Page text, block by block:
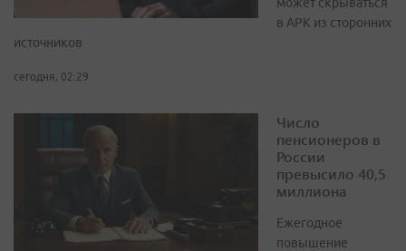
в APK из сторонних
источников
сегодня, 02:29
Число
пенсионеров в
России
превысило 40,5
миллиона
Ежегодное
повышение